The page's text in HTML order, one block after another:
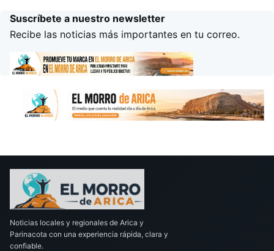
Suscríbete a nuestro newsletter
Recibe las noticias más importantes en tu correo.
Noticias locales y regionales de Arica y
Parinacota con una experiencia rápida, clara y
confiable.